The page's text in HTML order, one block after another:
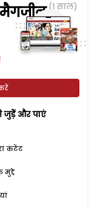
मैगजीन (1 साल)
जुड़ेें और पाएं
कंटेंट